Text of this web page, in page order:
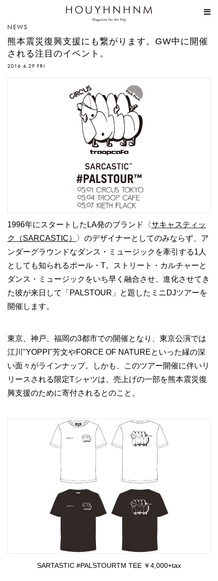
HOUYHNHNM
NEWS
熊本震災復興支援にも繋がります。GW中に開催
される注目のイベント。
2016.4.29 FRI
1996年にスタートしたLA発のブランド〈サキャスティッ
ク（SARCASTIC）
〉のデザイナーとしてのみならず、ア
ンダーグラウンドなダンス・ミュージックを牽引する1人
としても知られるポール・T。ストリート・カルチャーと
ダンス・ミュージックをいち早く融合させ、進化させてき
た彼が来日して「PALSTOUR」と題したミニDJツアーを
開催します。
東京、神戸、福岡の3都市での開催となり、東京公演では
江川"YOPPI"芳文やFORCE OF NATUREといった縁の深
い面々がラインナップ。しかも、このツアー開催に伴いリ
リースされる限定Tシャツは、売上げの一部を熊本震災復
興支援のために寄付されるとのこと。
SARTASTIC #PALSTOURTM TEE ￥4,000+tax